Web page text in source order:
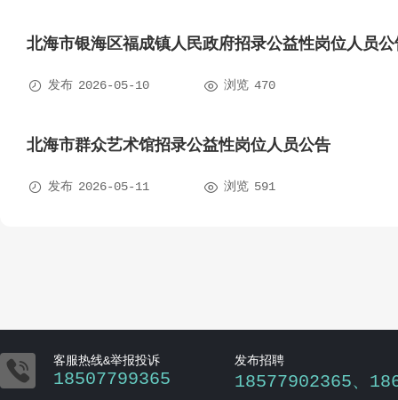
北海市银海区福成镇人民政府招录公益性岗位人员公
 发布 2026-05-10  浏览 470
北海市群众艺术馆招录公益性岗位人员公告
 发布 2026-05-11  浏览 591
 客服热线&举报投诉
18507799365
发布招聘
18577902365、